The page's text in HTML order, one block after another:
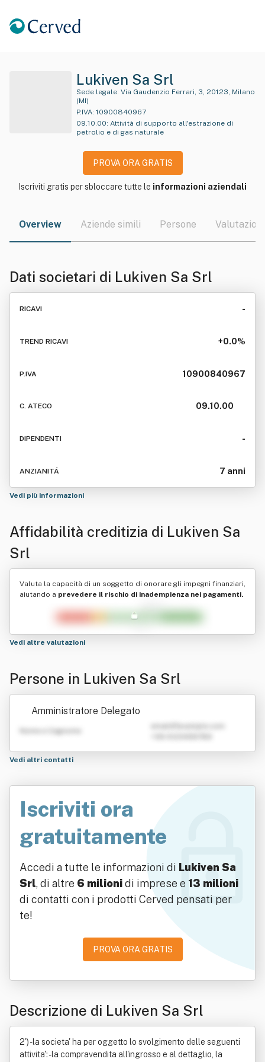
Lukiven Sa Srl
Sede legale:
(MI)
P.IVA: 10900840967
09.10.00: Attività di supporto all'estrazione di
petrolio e di gas naturale
PROVA ORA GRATIS
Iscriviti gratis per sbloccare tutte le informazioni aziendali
Overview Aziende simili Persone Valutazioni
Dati societari di Lukiven Sa Srl
RICAVI -
TREND RICAVI +0.0%
P.IVA 10900840967
C. ATECO 09.10.00
DIPENDENTI -
ANZIANITÁ 7 anni
Vedi più informazioni
Affidabilità creditizia di Lukiven Sa
Srl
Valuta la capacità di un soggetto di onorare gli impegni finanziari,
aiutando a prevedere il rischio di inadempienza nei pagamenti.
Vedi altre valutazioni
Persone in Lukiven Sa Srl
Amministratore Delegato
Nome e Cognome
Vedi altri contatti
Iscriviti ora
gratuitamente
Accedi a tutte le informazioni di Lukiven Sa
Srl, di altre 6 milionidi imprese e 13 milioni
di contatti con i prodotti Cerved pensati per
te!
PROVA ORA GRATIS
Descrizione di Lukiven Sa Srl
2') - la societa' ha per oggetto lo svolgimento delle seguenti
attivita': - la compravendita all'ingrosso e al dettaglio, la